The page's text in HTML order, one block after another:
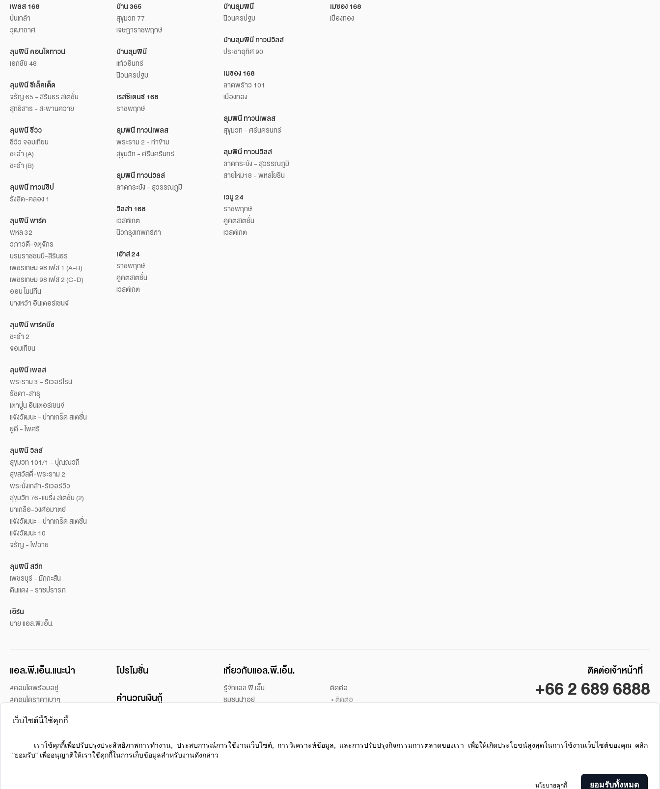
เพลส 168
ปิ่นเกล้า
วุฒากาศ
ลุมพินี คอนโดทาวน์
เอกชัย 48
ลุมพินี ซีเล็คเต็ด
จรัญ 65 - สิรินธร สเตชั่น
สุทธิสาร - สะพานควาย
ลุมพินี ซีวิว
ซีวิว จอมเทียน
ชะอำ (A)
ชะอำ (B)
ลุมพินี ทาวน์ชิป
รังสิต-คลอง 1
ลุมพินี พาร์ค
พหล 32
วิภาวดี-จตุจักร
บรมราชชนนี-สิรินธร
เพชรเกษม 98 เฟส 1 (A-B)
เพชรเกษม 98 เฟส 2 (C-D)
ออน ไนน์ทีน
บางหว้า อินเตอร์เชนจ์
ลุมพินี พาร์คบีช
ชะอำ 2
จอมเทียน
ลุมพินี เพลส
พระราม 3 - ริเวอร์ไรน์
รัชดา-สาธุ
เตาปูน อินเตอร์เชนจ์
แจ้งวัฒนะ - ปากเกร็ด สเตชั่น
ยูดี - โพศรี
ลุมพินี วิลล์
สุขุมวิท 101/1 - ปุณณวิถี
สุขสวัสดิ์-พระราม 2
พระนั่งเกล้า-ริเวอร์วิว
สุขุมวิท 76-แบริ่ง สเตชั่น (2)
นาเกลือ-วงศ์อมาตย์
แจ้งวัฒนะ - ปากเกร็ด สเตชั่น
แจ้งวัฒนะ 10
จรัญ - ไฟฉาย
ลุมพินี สวีท
เพชรบุรี - มักกะสัน
ดินแดง - ราชปรารภ
เอิร์น
บาย แอล.พี.เอ็น.
บ้าน 365
สุขุมวิท 77
เจษฎาราชพฤกษ์
บ้านลุมพินี
แก้วอินทร์
นิวนครปฐม
เรสซิเดนซ์ 168
ราชพฤกษ์
ลุมพินี ทาวน์เพลส
พระราม 2 - ท่าข้าม
สุขุมวิท - ศรีนครินทร์
ลุมพินี ทาวน์วิลล์
ลาดกระบัง - สุวรรณภูมิ
วิลล่า 168
เวสต์เกต
นิวกรุงเทพกรีฑา
เฮ้าส์ 24
ราชพฤกษ์
คูคตสเตชั่น
เวสต์เกต
บ้านลุมพินี
นิวนครปฐม
บ้านลุมพินี ทาวน์วิลล์
ประชาอุทิศ 90
เมซอง 168
ลาดพร้าว 101
เมืองทอง
ลุมพินี ทาวน์เพลส
สุขุมวิท - ศรีนครินทร์
ลุมพินี ทาวน์วิลล์
ลาดกระบัง - สุวรรณภูมิ
สายไหม18 - พหลโยธิน
เวนู 24
ราชพฤกษ์
คูคตสเตชั่น
เวสต์เกต
เมซอง 168
เมืองทอง
แอล.พี.เอ็น.แนะนำ
#คอนโดพร้อมอยู่
#คอนโดราคาเบาๆ
#คอนโดเปิดขายใหม่
#Sports lover
#คอนโดชายทะเล
โปรโมชั่น
คำนวณเงินกู้
บริการแอล.พี.เอ็น.วีแคร์
บริการแอลพีพี
เกี่ยวกับแอล.พี.เอ็น.
รู้จักแอล.พี.เอ็น.
ชุมชนน่าอยู่
สื่อองค์กร
ติดต่อ
ติดต่อ
ร้องเรียน/เสนอแนะ
ติดต่อเจ้าหน้าที่
+66 2 689 6888
เว็บไซต์นี้ใช้คุกกี้
"ยอมรับ" เพื่ออนุญาติให้เราใช้คุกกี้ในการเก็บข้อมูลสำหรับงานดังกล่าว
นโยบายคุกกี้ ยอมรับทั้งหมด